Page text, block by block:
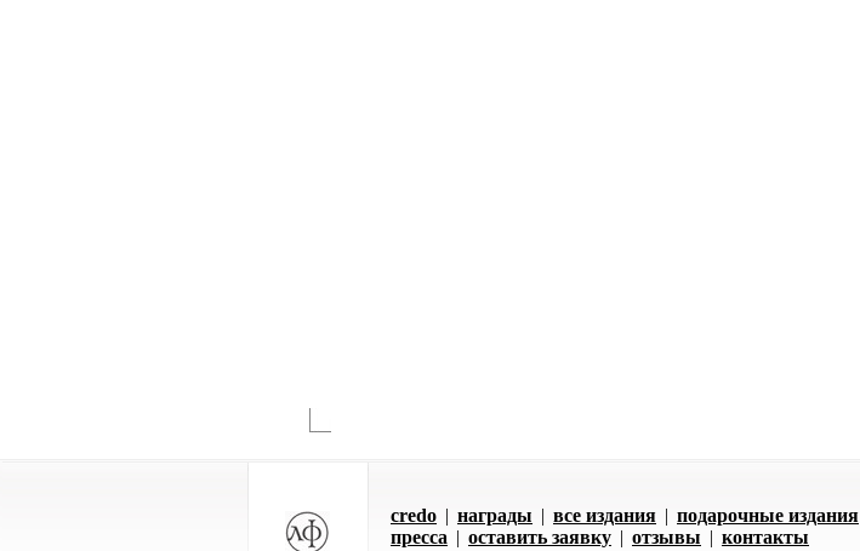
credo | награды | все издания | подарочные издания
пресса | оставить заявку | отзывы | контакты